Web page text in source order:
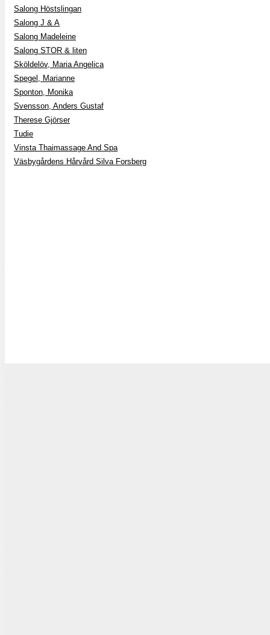
Salong Höstslingan
Salong J & A
Salong Madeleine
Salong STOR & liten
Sköldelöv, Maria Angelica
Spegel, Marianne
Sponton, Monika
Svensson, Anders Gustaf
Therese Gjörser
Tudie
Vinsta Thaimassage And Spa
Väsbygårdens Hårvård Silva Forsberg